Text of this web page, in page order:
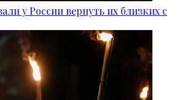
у России вернуть их близких с